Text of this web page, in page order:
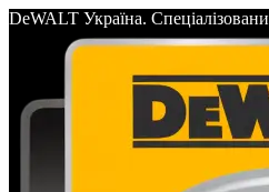
DeWALT Україна.